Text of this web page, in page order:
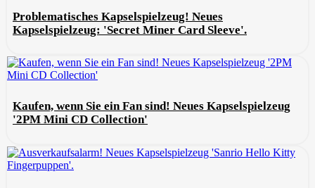
Problematisches Kapselspielzeug! Neues
Kapselspielzeug: 'Secret Miner Card Sleeve'.
Kaufen, wenn Sie ein Fan sind! Neues Kapselspielzeug
'2PM Mini CD Collection'